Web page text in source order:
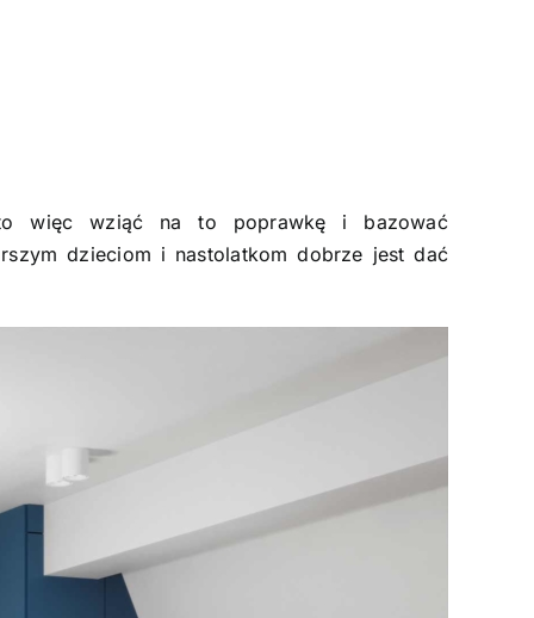
więc wziąć na to poprawkę i bazować
dzieciom i nastolatkom dobrze jest dać